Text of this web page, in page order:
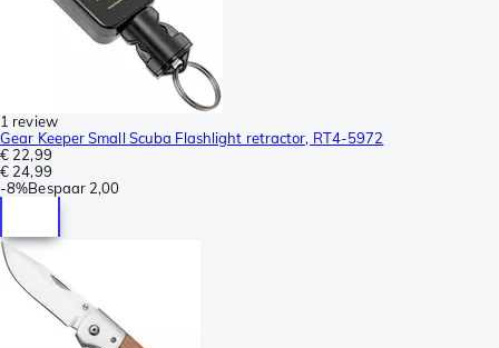
1 review
Gear Keeper Small Scuba Flashlight retractor, RT4-5972
€ 22,99
€ 24,99
-8%Bespaar 2,00